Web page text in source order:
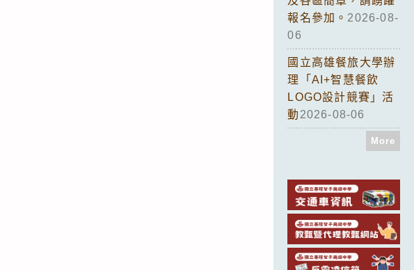
報名參加。 2026-08-
06
國立高雄餐旅大學辦
理「AI+智慧餐飲
LOGO設計競賽」活
動 2026-08-06
More